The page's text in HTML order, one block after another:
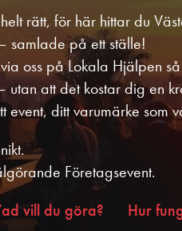
rätt, för här hittar du
samlade på ett ställe!
oss på Lokala Hjälpen
utan att det kostar dig en
event, ditt varumärke som
Företagsevent.
vill du göra?
Hur